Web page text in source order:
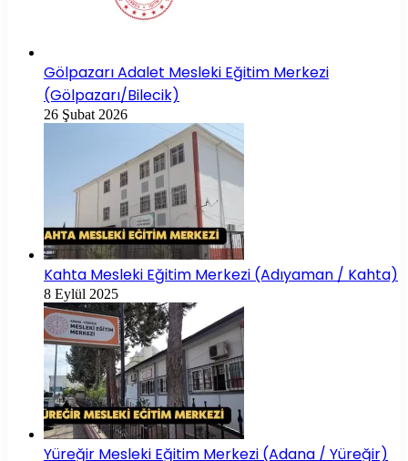
Gölpazarı Adalet Mesleki Eğitim Merkezi
(Gölpazarı/Bilecik)
26 Şubat 2026
Kahta Mesleki Eğitim Merkezi (Adıyaman / Kahta)
8 Eylül 2025
Yüreğir Mesleki Eğitim Merkezi (Adana / Yüreğir)